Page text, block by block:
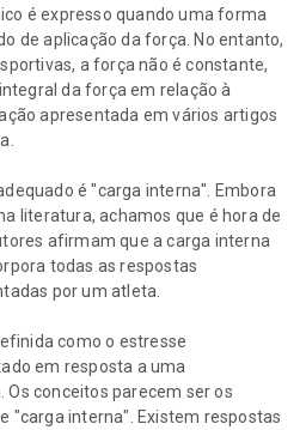
é expresso quando uma forma
de aplicação da força. No entanto,
a força não é constante,
da força em relação à
apresentada em vários artigos
é "carga interna". Embora
literatura, achamos que é hora de
afirmam que a carga interna
todas as respostas
por um atleta.
como o estresse
em resposta a uma
conceitos parecem ser os
"carga interna". Existem respostas